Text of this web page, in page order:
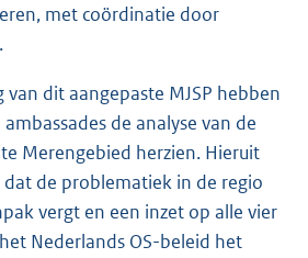
met coördinatie door
dit aangepaste MJSP hebben
de analyse van de
Merengebied herzien. Hieruit
de problematiek in de regio
vergt en een inzet op alle vier
Nederlands OS-beleid het